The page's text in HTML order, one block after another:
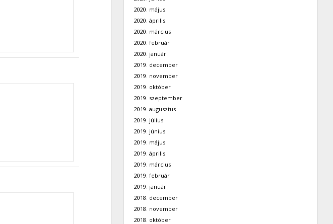
2020. május
2020. április
2020. március
2020. február
2020. január
2019. december
2019. november
2019. október
2019. szeptember
2019. augusztus
2019. július
2019. június
2019. május
2019. április
2019. március
2019. február
2019. január
2018. december
2018. november
2018. október